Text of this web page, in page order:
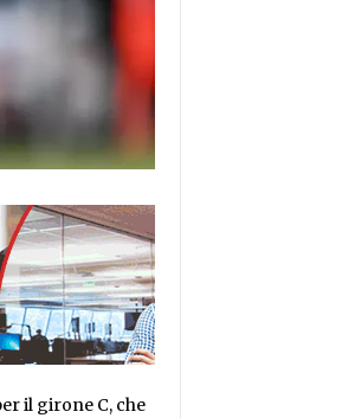
il girone C, che